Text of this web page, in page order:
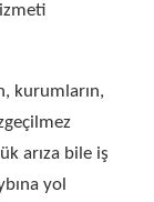
kurumların,
arıza bile iş
yol